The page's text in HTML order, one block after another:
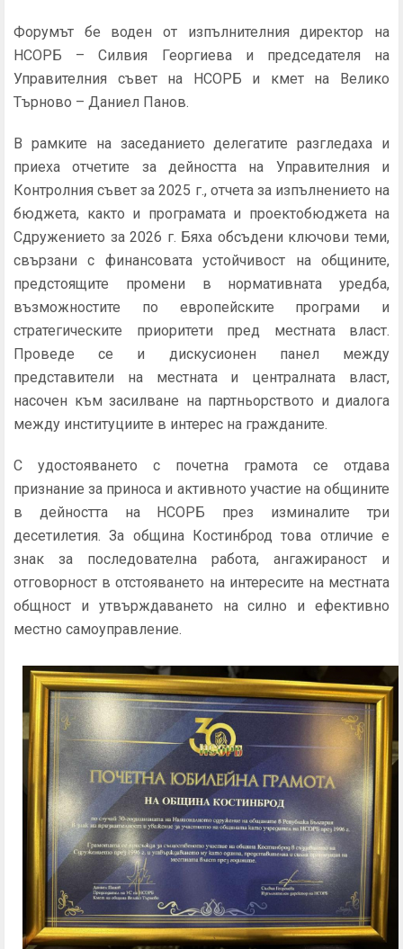
Форумът бе воден от изпълнителния директор на
НСОРБ – Силвия Георгиева и председателя на
Управителния съвет на НСОРБ и кмет на Велико
Търново – Даниел Панов.
В рамките на заседанието делегатите разгледаха и
приеха отчетите за дейността на Управителния и
Контролния съвет за 2025 г., отчета за изпълнението на
бюджета, както и програмата и проектобюджета на
Сдружението за 2026 г. Бяха обсъдени ключови теми,
свързани с финансовата устойчивост на общините,
предстоящите промени в нормативната уредба,
възможностите по европейските програми и
стратегическите приоритети пред местната власт.
Проведе се и дискусионен панел между
представители на местната и централната власт,
насочен към засилване на партньорството и диалога
между институциите в интерес на гражданите.
С удостояването с почетна грамота се отдава
признание за приноса и активното участие на общините
в дейността на НСОРБ през изминалите три
десетилетия. За община Костинброд това отличие е
знак за последователна работа, ангажираност и
отговорност в отстояването на интересите на местната
общност и утвърждаването на силно и ефективно
местно самоуправление.